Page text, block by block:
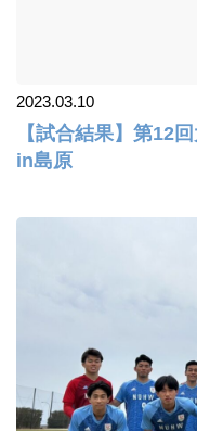
2023.03.10
【試合結果】第12
in島原